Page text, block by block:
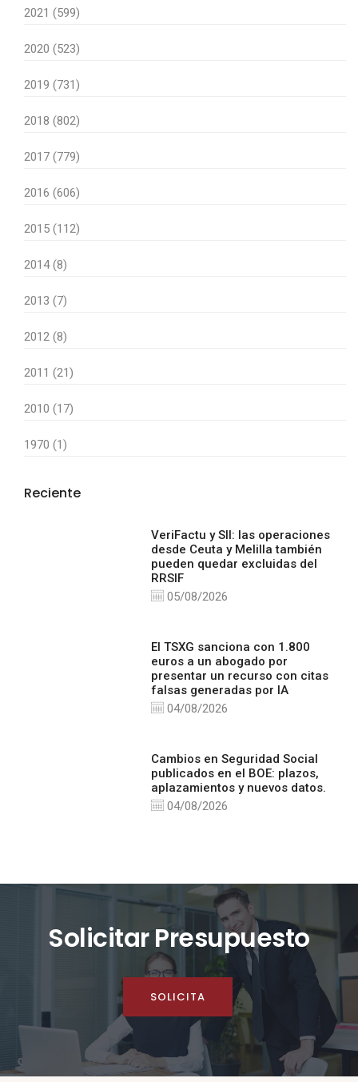
2021 (599)
2020 (523)
2019 (731)
2018 (802)
2017 (779)
2016 (606)
2015 (112)
2014 (8)
2013 (7)
2012 (8)
2011 (21)
2010 (17)
1970 (1)
Reciente
VeriFactu y SII: las operaciones
desde Ceuta y Melilla también
pueden quedar excluidas del
RRSIF
05/08/2026
El TSXG sanciona con 1.800
euros a un abogado por
presentar un recurso con citas
falsas generadas por IA
04/08/2026
Cambios en Seguridad Social
publicados en el BOE: plazos,
aplazamientos y nuevos datos.
04/08/2026
Solicitar Presupuesto
SOLICITA